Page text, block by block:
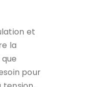
et
la
pour